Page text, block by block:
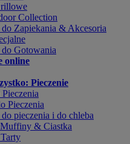
Collection
Zapiekania & Akcesoria
Gotowania
online
Pieczenie
Pieczenia
pieczenia i do chleba
& Ciastka